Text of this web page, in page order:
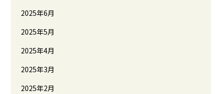
2025年6月
2025年5月
2025年4月
2025年3月
2025年2月